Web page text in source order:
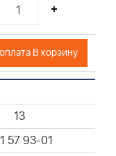
+
В корзину
13
57 93-01